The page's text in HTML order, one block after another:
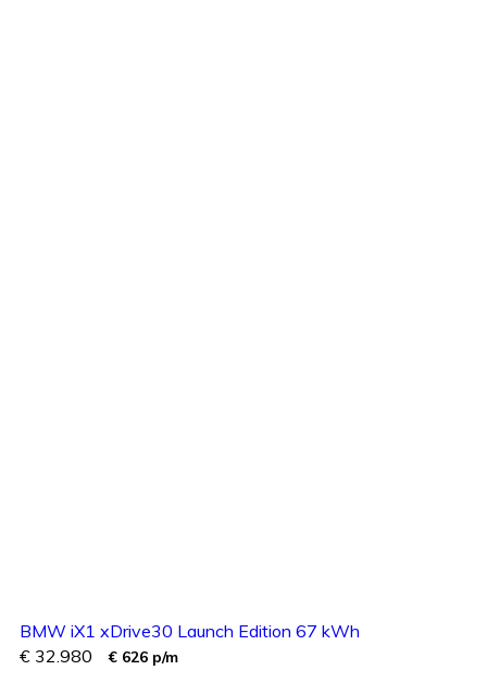
BMW iX1 xDrive30 Launch Edition 67 kWh
€ 32.980
€ 626 p/m